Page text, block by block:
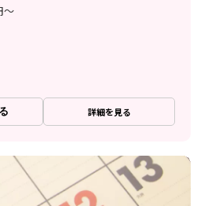
～
詳細を見る